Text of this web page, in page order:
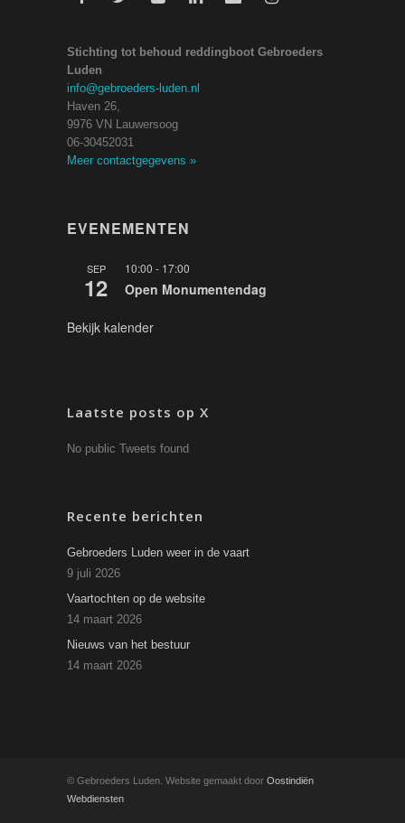
Stichting tot behoud reddingboot Gebroeders
Luden
info@gebroeders-luden.nl
Haven 26,
9976 VN Lauwersoog
06-30452031
Meer contactgegevens »
EVENEMENTEN
SEP
12
10:00 - 17:00
Open Monumentendag
Bekijk kalender
Laatste posts op X
No public Tweets found
Recente berichten
Gebroeders Luden weer in de vaart
9 juli 2026
Vaartochten op de website
14 maart 2026
Nieuws van het bestuur
14 maart 2026
© Gebroeders Luden. Website gemaakt door Oostindiën
Webdiensten